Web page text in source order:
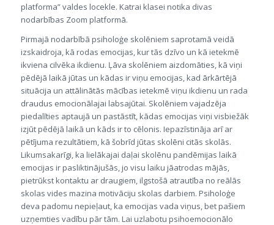
platforma” valdes locekle. Katrai klasei notika divas
nodarbības Zoom platformā.
Pirmajā nodarbībā psiholoģe skolēniem saprotamā veidā
izskaidroja, kā rodas emocijas, kur tās dzīvo un kā ietekmē
ikviena cilvēka ikdienu. Ļāva skolēniem aizdomāties, kā viņi
pēdējā laikā jūtas un kādas ir viņu emocijas, kad ārkārtējā
situācija un attālinātās mācības ietekmē viņu ikdienu un rada
draudus emocionālajai labsajūtai. Skolēniem vajadzēja
piedalīties aptaujā un pastāstīt, kādas emocijas viņi visbiežāk
izjūt pēdējā laikā un kāds ir to cēlonis. Iepazīstināja arī ar
pētījuma rezultātiem, kā šobrīd jūtas skolēni citās skolās.
Likumsakarīgi, ka lielākajai daļai skolēnu pandēmijas laikā
emocijas ir pasliktinājušās, jo visu laiku jāatrodas mājās,
pietrūkst kontaktu ar draugiem, ilgstošā atrautība no reālās
skolas vides mazina motivāciju skolas darbiem. Psiholoģe
deva padomu nepieļaut, ka emocijas vada viņus, bet pašiem
uzņemties vadību pār tām. Lai uzlabotu psihoemocionālo